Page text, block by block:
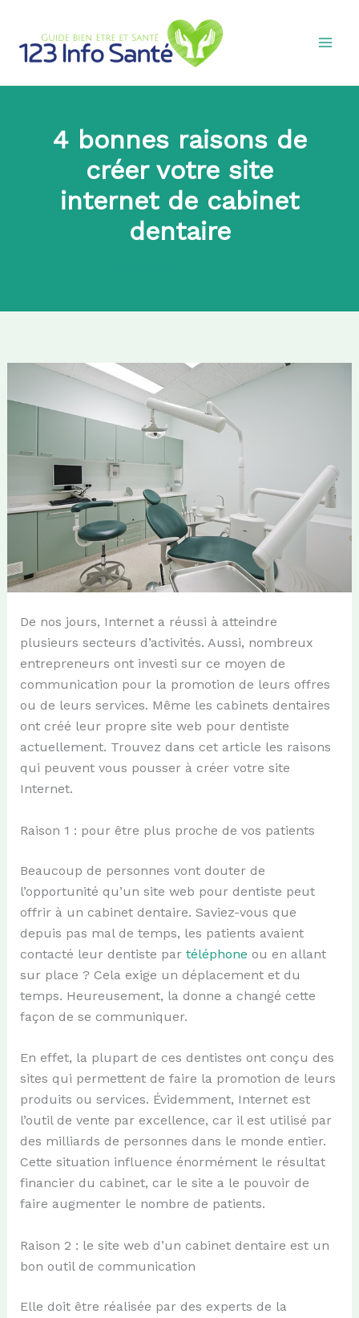
contenu
4 bonnes raisons de
créer votre site
internet de cabinet
dentaire
De nos jours, Internet a réussi à atteindre
plusieurs secteurs d’activités. Aussi, nombreux
entrepreneurs ont investi sur ce moyen de
communication pour la promotion de leurs offres
ou de leurs services. Même les cabinets dentaires
ont créé leur propre site web pour dentiste
actuellement. Trouvez dans cet article les raisons
qui peuvent vous pousser à créer votre site
Internet.
Raison 1 : pour être plus proche de vos patients
Beaucoup de personnes vont douter de
l’opportunité qu’un site web pour dentiste peut
offrir à un cabinet dentaire. Saviez-vous que
depuis pas mal de temps, les patients avaient
contacté leur dentiste par téléphone ou en allant
sur place ? Cela exige un déplacement et du
temps. Heureusement, la donne a changé cette
façon de se communiquer.
En effet, la plupart de ces dentistes ont conçu des
sites qui permettent de faire la promotion de leurs
produits ou services. Évidemment, Internet est
l’outil de vente par excellence, car il est utilisé par
des milliards de personnes dans le monde entier.
Cette situation influence énormément le résultat
financier du cabinet, car le site a le pouvoir de
faire augmenter le nombre de patients.
Raison 2 : le site web d’un cabinet dentaire est un
bon outil de communication
Elle doit être réalisée par des experts de la